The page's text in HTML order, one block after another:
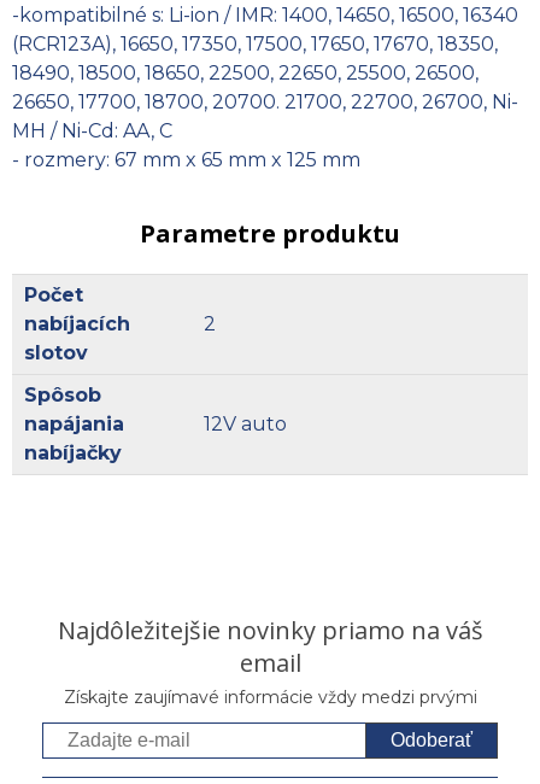
-kompatibilné s: Li-ion / IMR: 1400, 14650, 16500, 16340
(RCR123A), 16650, 17350, 17500, 17650, 17670, 18350,
18490, 18500, 18650, 22500, 22650, 25500, 26500,
26650, 17700, 18700, 20700. 21700, 22700, 26700, Ni-
MH / Ni-Cd: AA, C
- rozmery: 67 mm x 65 mm x 125 mm
Parametre produktu
Počet
nabíjacích
slotov
2
Spôsob
napájania
nabíjačky
12V auto
Najdôležitejšie novinky priamo na váš
email
Získajte zaujímavé informácie vždy medzi prvými
Odoberať